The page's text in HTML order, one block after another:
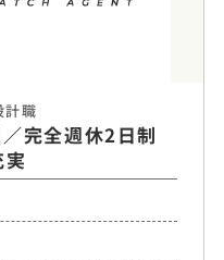
計職
完全週休2日制
実